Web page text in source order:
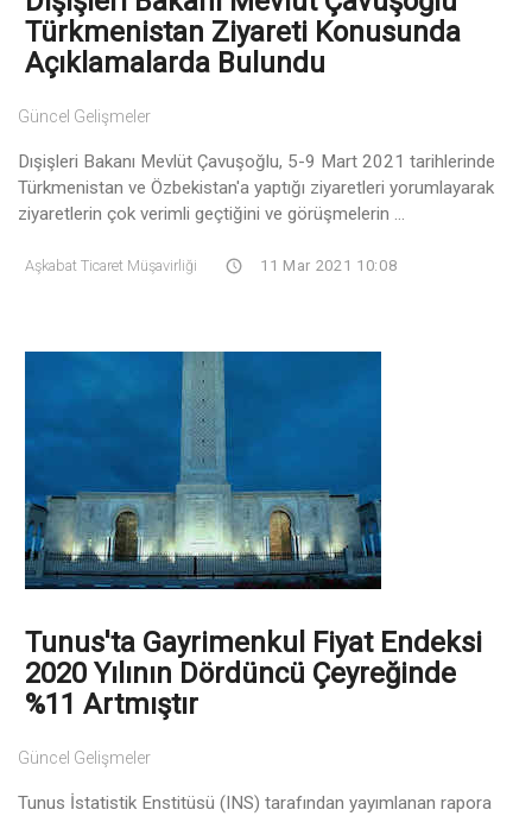
Türkmenistan Ziyareti Konusunda
Açıklamalarda Bulundu
Güncel Gelişmeler
Dışişleri Bakanı Mevlüt Çavuşoğlu, 5-9 Mart 2021 tarihlerinde
Türkmenistan ve Özbekistan'a yaptığı ziyaretleri yorumlayarak
ziyaretlerin çok verimli geçtiğini ve görüşmelerin ...
Aşkabat Ticaret Müşavirliği 11 Mar 2021 10:08
Tunus'ta Gayrimenkul Fiyat Endeksi
2020 Yılının Dördüncü Çeyreğinde
%11 Artmıştır
Güncel Gelişmeler
Tunus İstatistik Enstitüsü (INS) tarafından yayımlanan rapora